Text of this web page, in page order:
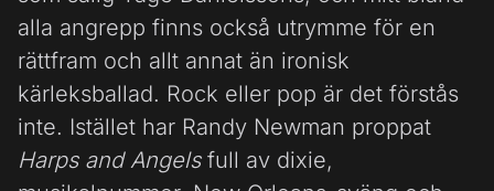
alla angrepp finns också utrymme för en
rättfram och allt annat än ironisk
kärleksballad. Rock eller pop är det förstås
inte. Istället har Randy Newman proppat
Harps and Angelsfull av dixie,